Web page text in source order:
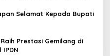
Selamat Kepada Bupati
Prestasi Gemilang di